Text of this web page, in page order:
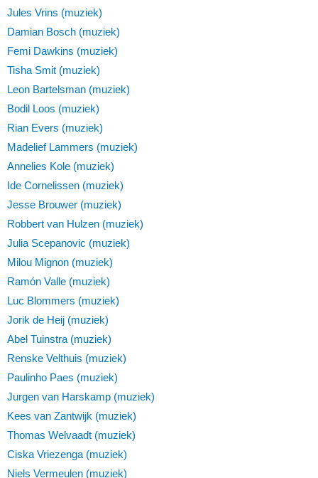
Jules Vrins (muziek)
Damian Bosch (muziek)
Femi Dawkins (muziek)
Tisha Smit (muziek)
Leon Bartelsman (muziek)
Bodil Loos (muziek)
Rian Evers (muziek)
Madelief Lammers (muziek)
Annelies Kole (muziek)
Ide Cornelissen (muziek)
Jesse Brouwer (muziek)
Robbert van Hulzen (muziek)
Julia Scepanovic (muziek)
Milou Mignon (muziek)
Ramón Valle (muziek)
Luc Blommers (muziek)
Jorik de Heij (muziek)
Abel Tuinstra (muziek)
Renske Velthuis (muziek)
Paulinho Paes (muziek)
Jurgen van Harskamp (muziek)
Kees van Zantwijk (muziek)
Thomas Welvaadt (muziek)
Ciska Vriezenga (muziek)
Niels Vermeulen (muziek)